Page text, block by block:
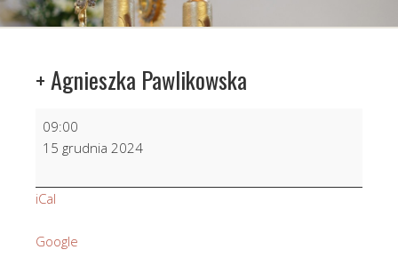
+ Agnieszka Pawlikowska
Agnieszka
Pawlikowska
09:00
15 grudnia 2024
iCal
Google